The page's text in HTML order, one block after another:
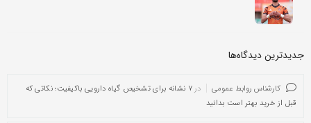
جدیدترین دیدگاه‌‌ها
کارشناس روابط عمومی در
۷ نشانه برای تشخیص گیاه دارویی باکیفیت؛ نکاتی که
قبل از خرید بهتر است بدانید